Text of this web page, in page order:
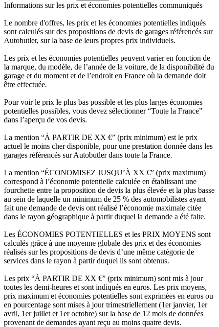
Informations sur les prix et économies potentielles communiqués
Le nombre d'offres, les prix et les économies potentielles indiqués
sont calculés sur des propositions de devis de garages référencés sur
Autobutler, sur la base de leurs propres prix individuels.
Les prix et les économies potentielles peuvent varier en fonction de
la marque, du modèle, de l’année de la voiture, de la disponibilité du
garage et du moment et de l’endroit en France où la demande doit
être effectuée.
Pour voir le prix le plus bas possible et les plus larges économies
potentielles possibles, vous devez sélectionner “Toute la France”
dans l’aperçu de vos devis.
La mention “À PARTIR DE XX €” (prix minimum) est le prix
actuel le moins cher disponible, pour une prestation donnée dans les
garages référencés sur Autobutler dans toute la France.
La mention “ÉCONOMISEZ JUSQU’À XX €” (prix maximum)
correspond à l’économie potentielle calculée en établissant une
fourchette entre la proposition de devis la plus élevée et la plus basse
au sein de laquelle un minimum de 25 % des automobilistes ayant
fait une demande de devis ont réalisé l’économie maximale citée
dans le rayon géographique à partir duquel la demande a été faite.
Les ÉCONOMIES POTENTIELLES et les PRIX MOYENS sont
calculés grâce à une moyenne globale des prix et des économies
réalisés sur les propositions de devis d’une même catégorie de
services dans le rayon à partir duquel ils sont obtenus.
Les prix “À PARTIR DE XX €” (prix minimum) sont mis à jour
toutes les demi-heures et sont indiqués en euros. Les prix moyens,
prix maximum et économies potentielles sont exprimées en euros ou
en pourcentage sont mises à jour trimestriellement (1er janvier, 1er
avril, 1er juillet et 1er octobre) sur la base de 12 mois de données
provenant de demandes ayant reçu au moins quatre devis.